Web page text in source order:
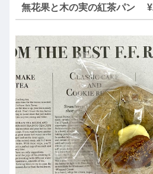
無花果と木の実の紅茶パン